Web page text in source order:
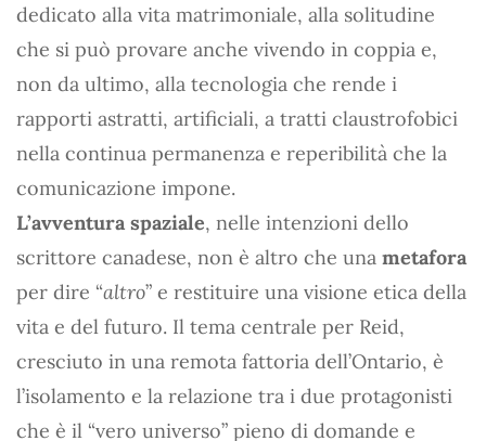
dedicato alla vita matrimoniale, alla solitudine
che si può provare anche vivendo in coppia e,
non da ultimo, alla tecnologia che rende i
rapporti astratti, artificiali, a tratti claustrofobici
nella continua permanenza e reperibilità che la
comunicazione impone.
L’avventura spaziale, nelle intenzioni dello
scrittore canadese, non è altro che una metafora
per dire “altro” e restituire una visione etica della
vita e del futuro. Il tema centrale per Reid,
cresciuto in una remota fattoria dell’Ontario, è
l’isolamento e la relazione tra i due protagonisti
che è il “vero universo” pieno di domande e